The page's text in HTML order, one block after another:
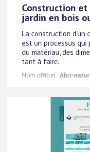
Construction
jardin en bois
La construction d'un
est un processus
du matériau, des
tant à faire.
Nom officiel :Abri-